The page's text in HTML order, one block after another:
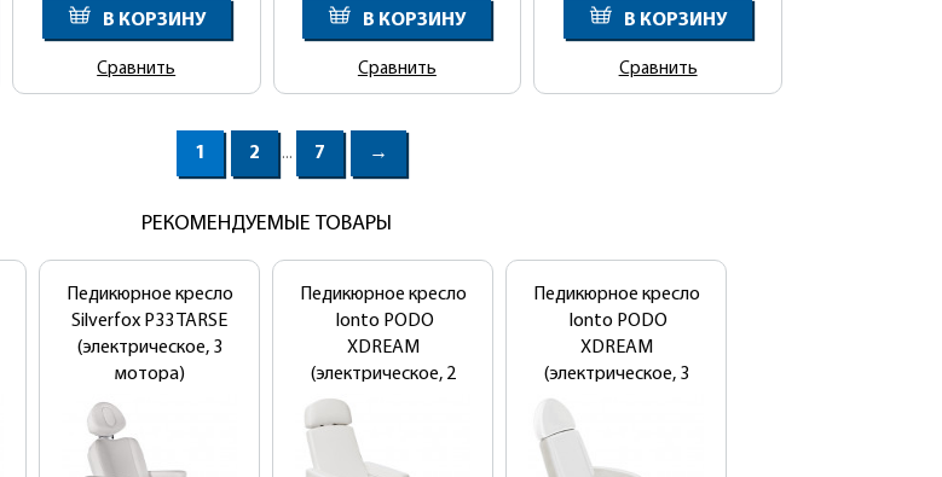
В КОРЗИНУ
Сравнить
В КОРЗИНУ
Сравнить
В КОРЗИНУ
Сравнить
1 2 ... 7 →
РЕКОМЕНДУЕМЫЕ ТОВАРЫ
Педикюрное кресло
Silverfox P33 TARSE
(электрическое, 3
мотора)
Педикюрное кресло
Ionto PODO
XDREAM
(электрическое, 2
мотора)
Педикюрное кресло
Ionto PODO
XDREAM
(электрическое, 3